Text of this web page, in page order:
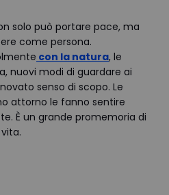
solo può portare pace, ma
come persona.
con la natura, le
nuovi modi di guardare ai
senso di scopo. Le
attorno le fanno sentire
È un grande promemoria di